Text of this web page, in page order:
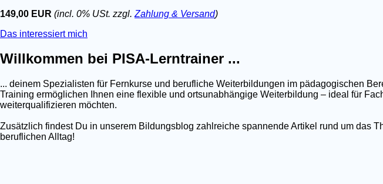
149,00 EUR (incl. 0% USt. zzgl. Zahlung & Versand)
Das interessiert mich
Willkommen bei PISA-Lerntrainer ...
... deinem Spezialisten für Fernkurse und berufliche Weiterbildungen im pädagogischen
Training ermöglichen Ihnen eine flexible und ortsunabhängige Weiterbildung – ideal für
weiterqualifizieren möchten.
Zusätzlich findest Du in unserem Bildungsblog zahlreiche spannende Artikel rund um das
beruflichen Alltag!